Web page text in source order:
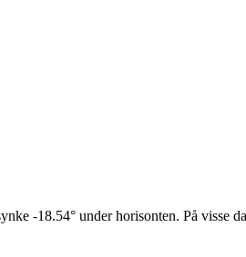
-18.54° under horisonten. På visse